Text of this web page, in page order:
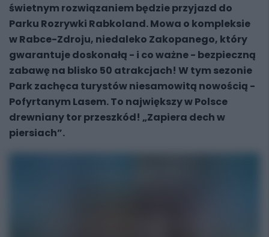
świetnym rozwiązaniem będzie przyjazd do
Parku Rozrywki Rabkoland. Mowa o kompleksie
w Rabce-Zdroju, niedaleko Zakopanego, który
gwarantuje doskonałą - i co ważne - bezpieczną
zabawę na blisko 50 atrakcjach! W tym sezonie
Park zachęca turystów niesamowitą nowością -
Pofyrtanym Lasem. To największy w Polsce
drewniany tor przeszkód! „Zapiera dech w
piersiach”.